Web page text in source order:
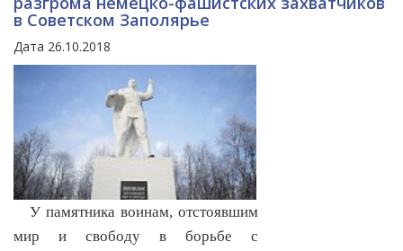
в Советском Заполярье
Дата 26.10.2018
У памятника воинам, отстоявшим
мир и свободу в борьбе с